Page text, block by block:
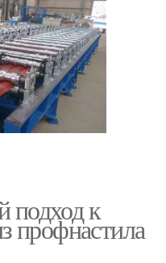
подход к
профнастила